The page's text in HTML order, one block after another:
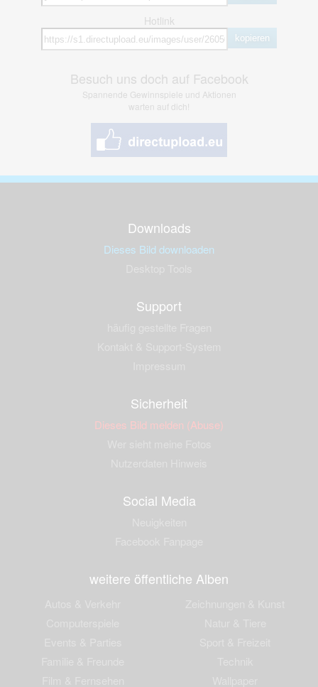
Hotlink
kopieren
Besuch uns doch auf Facebook
Spannende Gewinnspiele und Aktionen
warten auf dich!
Downloads
Dieses Bild downloaden
Support
Sicherheit
Dieses Bild melden (Abuse)
Social Media
weitere öffentliche Alben